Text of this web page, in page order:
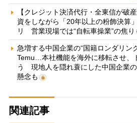
【クレジット決済代行・全東信が破
資をしながら「20年以上の粉飾決算
リ 営業現場では“自転車操業”の焦り
急増する中国企業の“国籍ロンダリン
Temu…本社機能を海外に移転させ、
う 現地人を隠れ蓑にした中国企業
懸念も
関連記事